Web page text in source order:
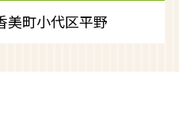
美町小代区平野